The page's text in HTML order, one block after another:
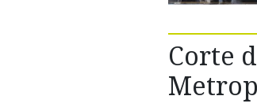
Corte